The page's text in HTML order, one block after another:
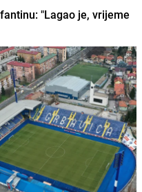
"Lagao je, vrijeme